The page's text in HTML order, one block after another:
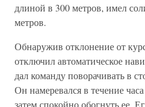
длиной в 300 метров, имел
метров.
Обнаружив отклонение от
отключил автоматическое
дал команду поворачивать в
Он намеревался в течение
затем спокойно обогнуть ее.